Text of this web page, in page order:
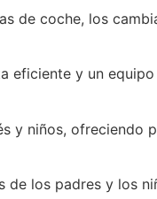
de coche, los
eficiente y un
y niños, ofreciendo
de los padres y los